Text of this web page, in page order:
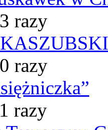
razy
razy
razy